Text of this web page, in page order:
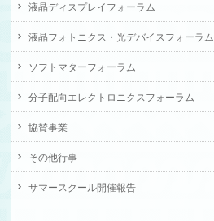
液晶ディスプレイフォーラム
液晶フォトニクス・光デバイスフォーラム
ソフトマターフォーラム
分子配向エレクトロニクスフォーラム
協賛事業
その他行事
サマースクール開催報告